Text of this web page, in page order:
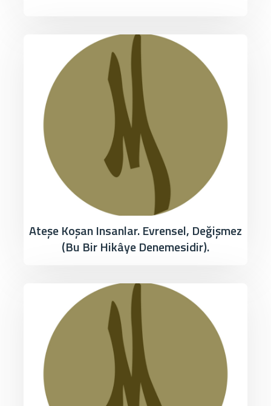
Ateşe Koşan Insanlar. Evrensel, Değişmez
(Bu Bir Hikâye Denemesidir).